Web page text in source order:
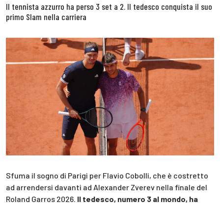
Il tennista azzurro ha perso 3 set a 2. Il tedesco conquista il suo
primo Slam nella carriera
Sfuma il sogno di Parigi per Flavio Cobolli, che è costretto
ad arrendersi davanti ad Alexander Zverev nella finale del
Roland Garros 2026. Il tedesco, numero 3 al mondo, ha